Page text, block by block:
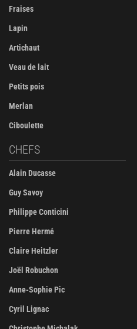
Fraises
Lapin
Artichaut
Veau de lait
Petits pois
Merlan
Ciboulette
CHEFS
Alain Ducasse
Guy Savoy
Philippe Conticini
Pierre Hermé
Claire Heitzler
Joël Robuchon
Anne-Sophie Pic
Cyril Lignac